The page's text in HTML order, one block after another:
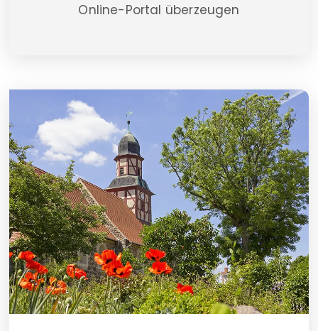
Online-Portal überzeugen